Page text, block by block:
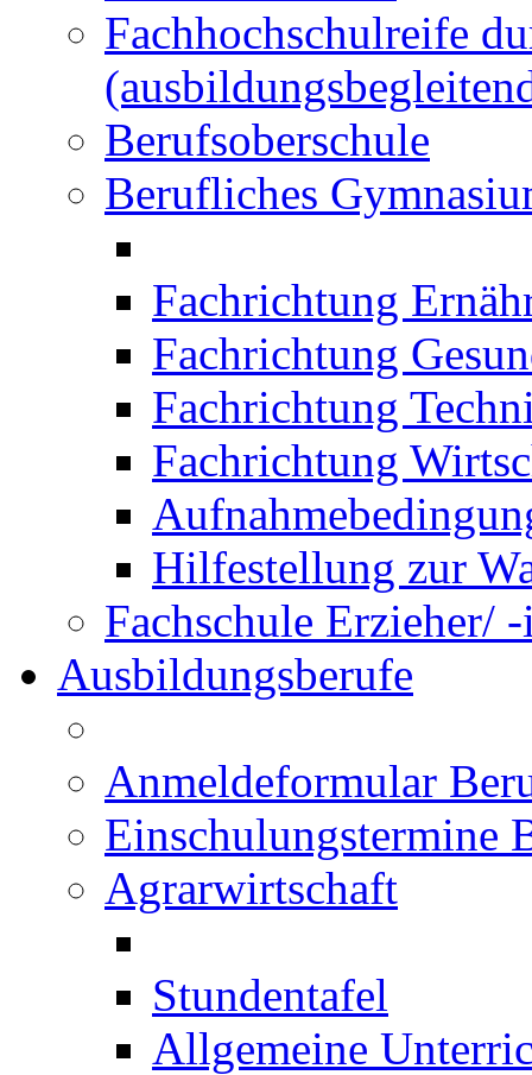
Fachhochschulreife
Berufsoberschule
Berufliches
Fachrichtung
Fachrichtung
Fachrichtung
Fachrichtung
Hilfestellung zur
Fachschule Erzieher/
Ausbildungsberufe
Anmeldeformular
Einschulungstermine
Agrarwirtschaft
Stundentafel
Allgemeine